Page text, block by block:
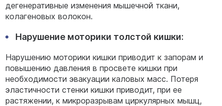
дегенеративные изменения мышечной ткани,
колагеновых волокон.
Нарушение моторики толстой кишки:
Нарушению моторики кишки приводит к запорам и
повышению давления в просвете кишки при
необходимости эвакуации каловых масс. Потеря
эластичности стенки кишки приводит, при ее
растяжении, к микроразрывам циркулярных мышц,